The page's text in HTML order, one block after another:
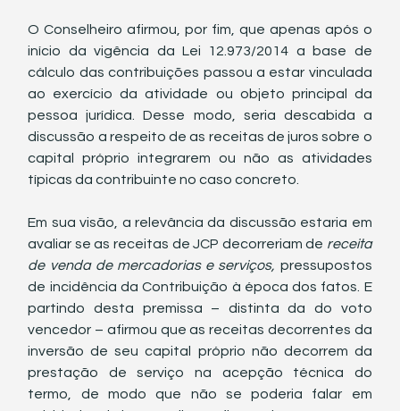
O Conselheiro afirmou, por fim, que apenas após o
início da vigência da Lei 12.973/2014 a base de
cálculo das contribuições passou a estar vinculada
ao exercício da atividade ou objeto principal da
pessoa jurídica. Desse modo, seria descabida a
discussão a respeito de as receitas de juros sobre o
capital próprio integrarem ou não as atividades
típicas da contribuinte no caso concreto.
Em sua visão, a relevância da discussão estaria em
avaliar se as receitas de JCP decorreriam de receita
de venda de mercadorias e serviços, pressupostos
de incidência da Contribuição à época dos fatos. E
partindo desta premissa – distinta da do voto
vencedor – afirmou que as receitas decorrentes da
inversão de seu capital próprio não decorrem da
prestação de serviço na acepção técnica do
termo, de modo que não se poderia falar em